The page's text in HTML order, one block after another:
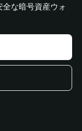
な暗号資産ウォ